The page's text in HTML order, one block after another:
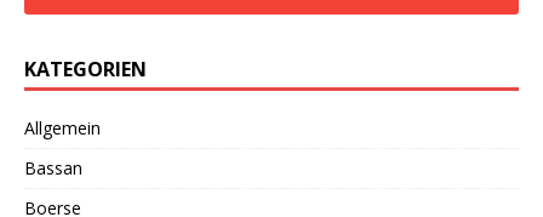
KATEGORIEN
Allgemein
Bassan
Boerse